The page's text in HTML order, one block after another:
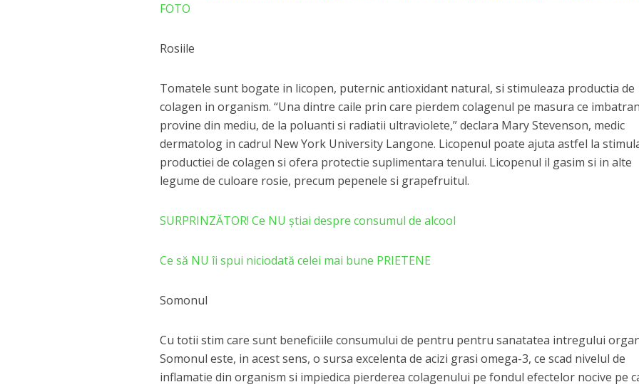
FOTO
Rosiile
Tomatele sunt bogate in licopen, puternic antioxidant natural, si stimuleaza productia de
colagen in organism. “Una dintre caile prin care pierdem colagenul pe masura ce
provine din mediu, de la poluanti si radiatii ultraviolete,” declara Mary Stevenson, medic
dermatolog in cadrul New York University Langone. Licopenul poate ajuta astfel la
productiei de colagen si ofera protectie suplimentara tenului. Licopenul il gasim si in alte
legume de culoare rosie, precum pepenele si grapefruitul.
SURPRINZĂTOR! Ce NU știai despre consumul de alcool
Ce să NU îi spui niciodată celei mai bune PRIETENE
Somonul
Cu totii stim care sunt beneficiile consumului de pentru pentru sanatatea intregului
Somonul este, in acest sens, o sursa excelenta de acizi grasi omega-3, ce scad nivelul de
inflamatie din organism si impiedica pierderea colagenului pe fondul efectelor nocive pe